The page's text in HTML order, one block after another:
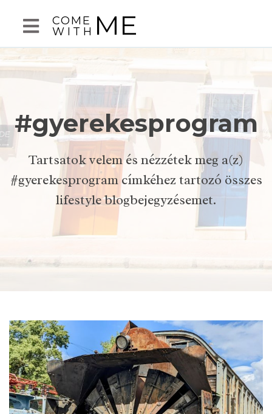
COME
WITH ME
#gyerekesprogram
Tartsatok velem és nézzétek meg a(z)
#gyerekesprogram címkéhez tartozó összes
lifestyle blogbejegyzésemet.